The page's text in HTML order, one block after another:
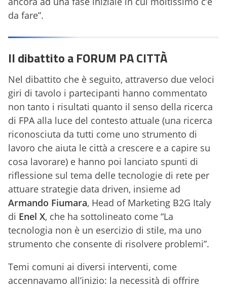
da fare”.
Il dibattito a FORUM PA CITTÀ
Nel dibattito che è seguito, attraverso due veloci
giri di tavolo i partecipanti hanno commentato
non tanto i risultati quanto il senso della ricerca
di FPA alla luce del contesto attuale (una ricerca
riconosciuta da tutti come uno strumento di
lavoro che aiuta le città a crescere e a capire su
cosa lavorare) e hanno poi lanciato spunti di
riflessione sul tema delle tecnologie di rete per
attuare strategie data driven, insieme ad
Armando Fiumara, Head of Marketing B2G Italy
di Enel X, che ha sottolineato come “La
tecnologia non è un esercizio di stile, ma uno
strumento che consente di risolvere problemi”.
Temi comuni ai diversi interventi, come
accennavamo all’inizio: la necessità di offrire